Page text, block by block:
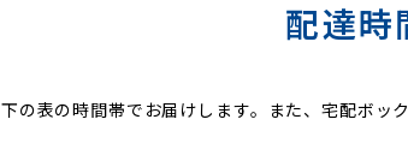
配達時
下の表の時間帯でお届けします。また、宅配ボッ